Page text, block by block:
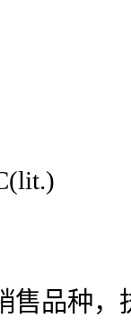
售品种